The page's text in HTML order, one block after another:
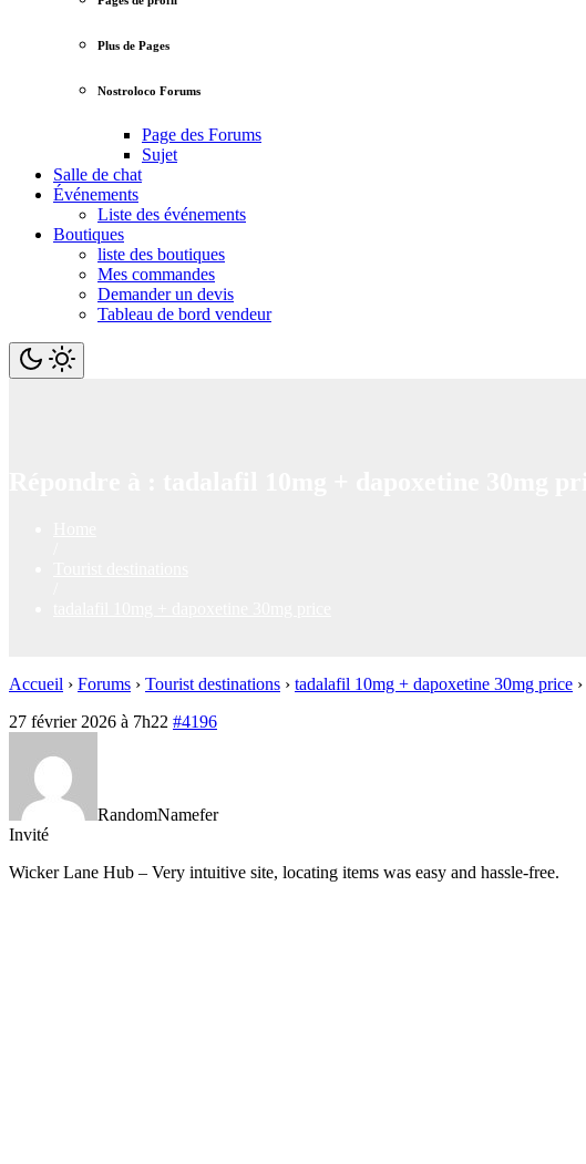
Plus de Pages
Nostroloco Forums
Page des Forums
Sujet
Salle de chat
Événements
Liste des événements
Boutiques
liste des boutiques
Mes commandes
Demander un devis
Tableau de bord vendeur
Accueil › Forums › Tourist destinations › tadalafil 10mg + dapoxetine 30mg price ›
27 février 2026 à 7h22 #4196
RandomNamefer
Invité
Wicker Lane Hub – Very intuitive site, locating items was easy and hassle-free.